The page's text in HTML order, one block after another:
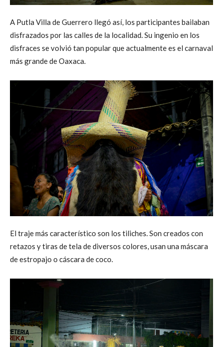
A Putla Villa de Guerrero llegó así, los participantes bailaban
disfrazados por las calles de la localidad. Su ingenio en los
disfraces se volvió tan popular que actualmente es el carnaval
más grande de Oaxaca.
El traje más característico son los tiliches. Son creados con
retazos y tiras de tela de diversos colores, usan una máscara
de estropajo o cáscara de coco.